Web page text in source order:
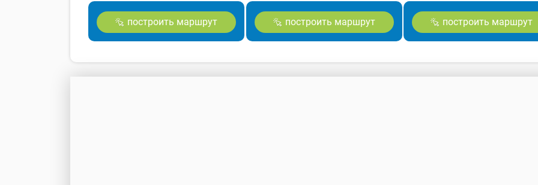
построить маршрут построить маршрут построить маршрут